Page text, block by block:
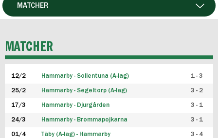
DAM
P19
F19
FUTSAL HERR
FUTSAL DAM
MATCHER
MATCHER
12/2 Hammarby - Sollentuna (A-lag) 1 - 3
25/2 Hammarby - Segeltorp (A-lag) 3 - 2
17/3 Hammarby - Djurgården 3 - 1
24/3 Hammarby - Brommapojkarna 3 - 1
01/4 Täby (A-lag) - Hammarby 3 - 4